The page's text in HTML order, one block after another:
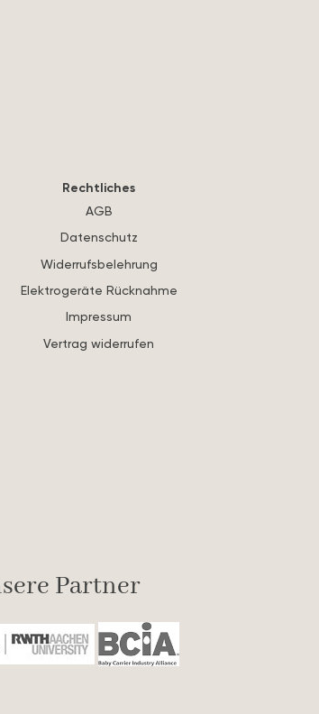
Rechtliches
AGB
Datenschutz
Widerrufsbelehrung
Elektrogeräte Rücknahme
Impressum
Vertrag widerrufen
Partner